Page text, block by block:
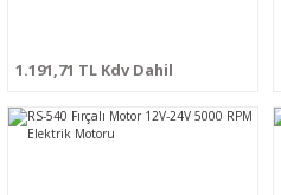
1.191,71 TL Kdv Dahil